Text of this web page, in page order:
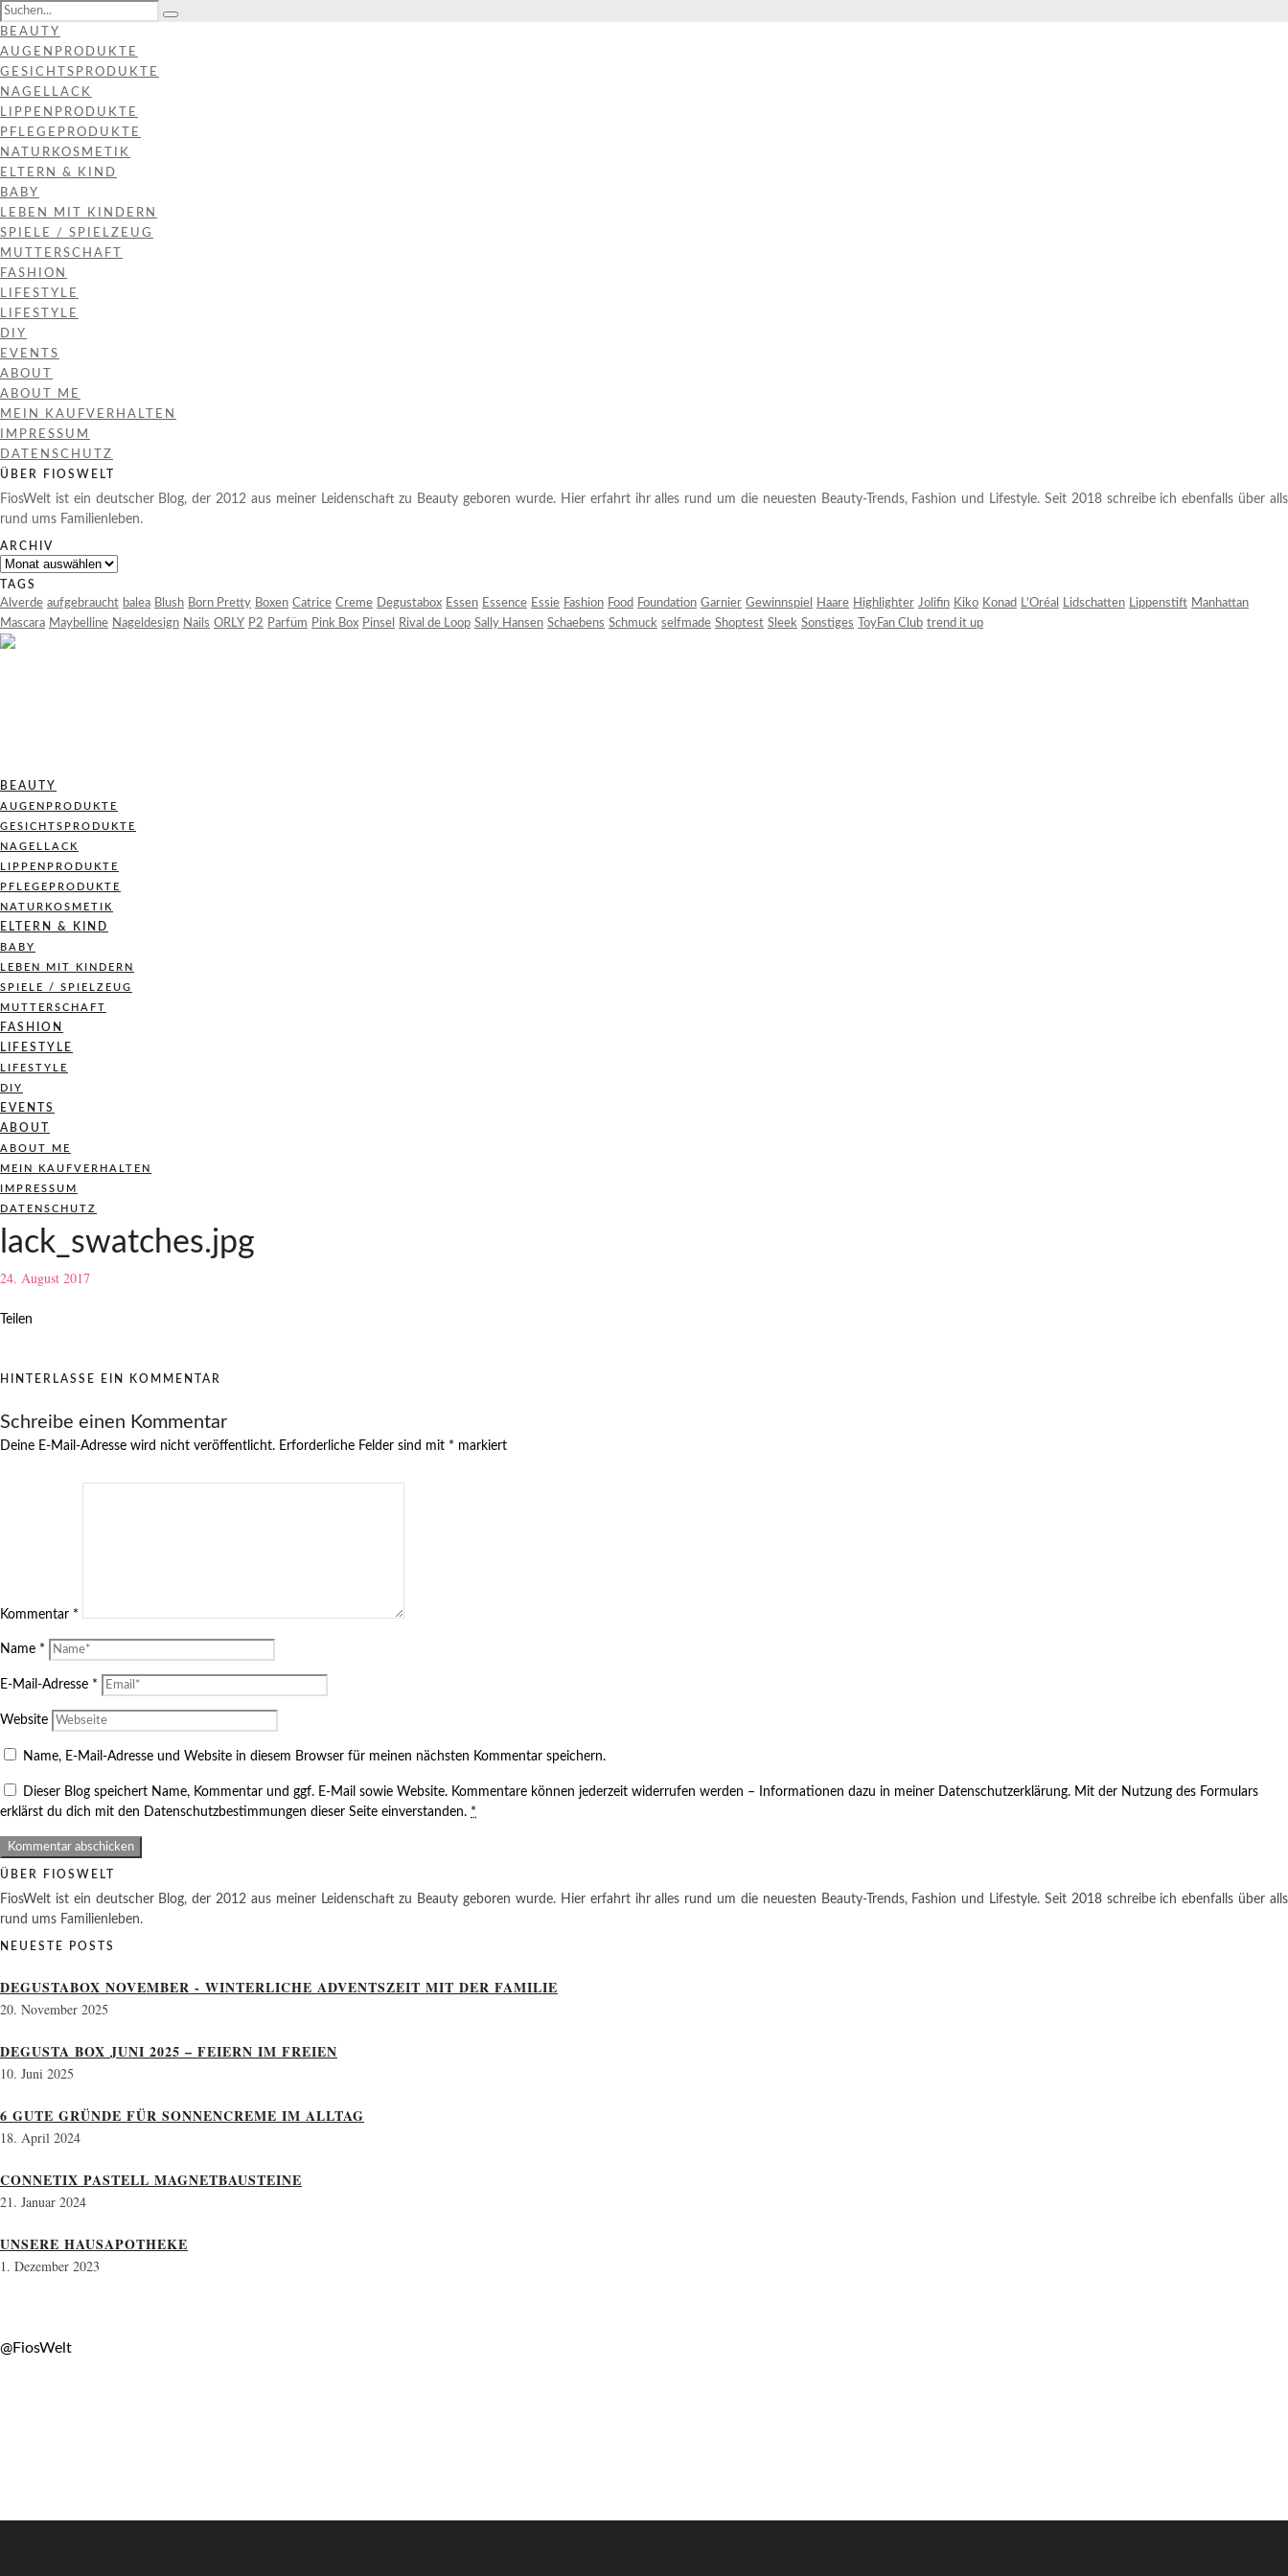
BEAUTY
AUGENPRODUKTE
GESICHTSPRODUKTE
NAGELLACK
LIPPENPRODUKTE
PFLEGEPRODUKTE
NATURKOSMETIK
ELTERN & KIND
BABY
LEBEN MIT KINDERN
SPIELE / SPIELZEUG
MUTTERSCHAFT
FASHION
LIFESTYLE
LIFESTYLE
DIY
EVENTS
ABOUT
ABOUT ME
MEIN KAUFVERHALTEN
IMPRESSUM
DATENSCHUTZ
ÜBER FIOSWELT
FiosWelt ist ein deutscher Blog, der 2012 aus meiner Leidenschaft zu Beauty geboren wurde. Hier erfahrt ihr alles rund um die neuesten Beauty-Trends, Fashion und Lifestyle. Seit 2018 schreibe ich ebenfalls über alls
rund ums Familienleben.
ARCHIV
Archiv
TAGS
Alverde aufgebraucht balea Blush Born Pretty Boxen Catrice Creme Degustabox Essen Essence Essie Fashion Food Foundation Garnier Gewinnspiel Haare Highlighter Jolifin Kiko Konad L'Oréal Lidschatten Lippenstift Manhattan
Mascara Maybelline Nageldesign Nails ORLY P2 Parfüm Pink Box Pinsel Rival de Loop Sally Hansen Schaebens Schmuck selfmade Shoptest Sleek Sonstiges ToyFan Club trend it up
BEAUTY
AUGENPRODUKTE
GESICHTSPRODUKTE
NAGELLACK
LIPPENPRODUKTE
PFLEGEPRODUKTE
NATURKOSMETIK
ELTERN & KIND
BABY
LEBEN MIT KINDERN
SPIELE / SPIELZEUG
MUTTERSCHAFT
FASHION
LIFESTYLE
LIFESTYLE
DIY
EVENTS
ABOUT
ABOUT ME
MEIN KAUFVERHALTEN
IMPRESSUM
DATENSCHUTZ
lack_swatches.jpg
24. August 2017
Teilen
HINTERLASSE EIN KOMMENTAR
Schreibe einen Kommentar
Deine E-Mail-Adresse wird nicht veröffentlicht. Erforderliche Felder sind mit * markiert
Kommentar *
Name *
E-Mail-Adresse *
Website
Name, E-Mail-Adresse und Website in diesem Browser für meinen nächsten Kommentar speichern.
Dieser Blog speichert Name, Kommentar und ggf. E-Mail sowie Website. Kommentare können jederzeit widerrufen werden – Informationen dazu in meiner Datenschutzerklärung. Mit der Nutzung des Formulars
erklärst du dich mit den Datenschutzbestimmungen dieser Seite einverstanden. *
ÜBER FIOSWELT
FiosWelt ist ein deutscher Blog, der 2012 aus meiner Leidenschaft zu Beauty geboren wurde. Hier erfahrt ihr alles rund um die neuesten Beauty-Trends, Fashion und Lifestyle. Seit 2018 schreibe ich ebenfalls über alls
rund ums Familienleben.
NEUESTE POSTS
DEGUSTABOX NOVEMBER - WINTERLICHE ADVENTSZEIT MIT DER FAMILIE
20. November 2025
DEGUSTA BOX JUNI 2025 – FEIERN IM FREIEN
10. Juni 2025
6 GUTE GRÜNDE FÜR SONNENCREME IM ALLTAG
18. April 2024
CONNETIX PASTELL MAGNETBAUSTEINE
21. Januar 2024
UNSERE HAUSAPOTHEKE
1. Dezember 2023
@FiosWelt